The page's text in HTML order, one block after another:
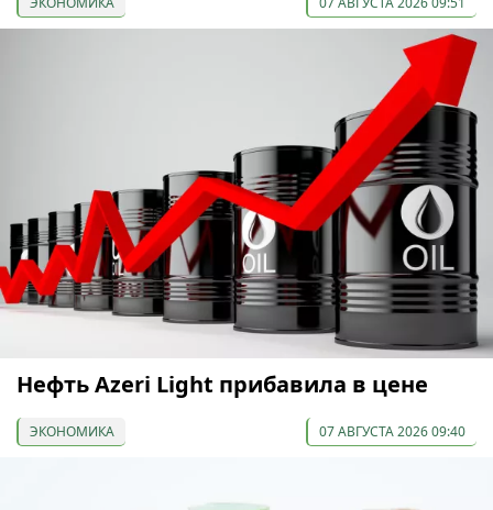
Нефть Azeri Light прибавила в цене
ЭКОНОМИКА 07 АВГУСТА 2026 09:40